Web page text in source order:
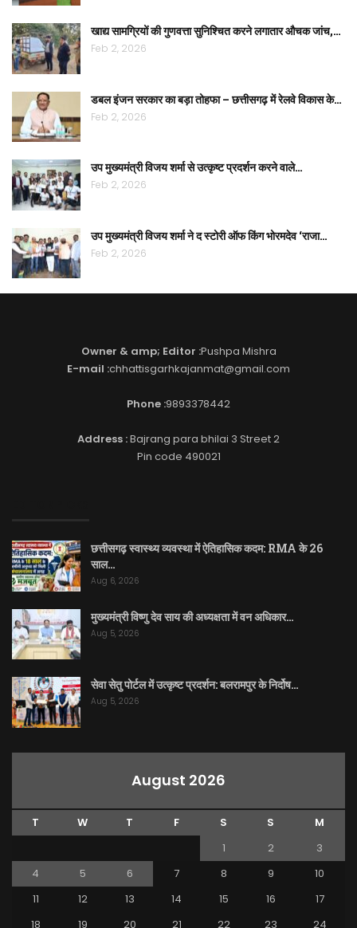
खाद्य सामग्रियों की गुणवत्ता सुनिश्चित करने लगातार औचक जांच,…
Feb 2, 2026
डबल इंजन सरकार का बड़ा तोहफा – छत्तीसगढ़ में रेलवे विकास के…
Feb 2, 2026
उप मुख्यमंत्री विजय शर्मा से उत्कृष्ट प्रदर्शन करने वाले…
Feb 2, 2026
उप मुख्यमंत्री विजय शर्मा ने द स्टोरी ऑफ किंग भोरमदेव ‘राजा…
Feb 2, 2026
Owner & amp; Editor :Pushpa Mishra
E-mail :chhattisgarhkajanmat@gmail.com
Phone :9893378442
Address :Bajrang para bhilai 3 Street 2
Pin code 490021
छत्तीसगढ़ स्वास्थ्य व्यवस्था में ऐतिहासिक कदम: RMA के 26
साल…
Aug 6, 2026
मुख्यमंत्री विष्णु देव साय की अध्यक्षता में वन अधिकार…
Aug 5, 2026
सेवा सेतु पोर्टल में उत्कृष्ट प्रदर्शन: बलरामपुर के निर्दोष…
Aug 5, 2026
August 2026
T W T F S S
M
1
2
3
4
5 6 7 8 9
10
11
12 13 14 15 16
17
18
19 20 21 22 23 24